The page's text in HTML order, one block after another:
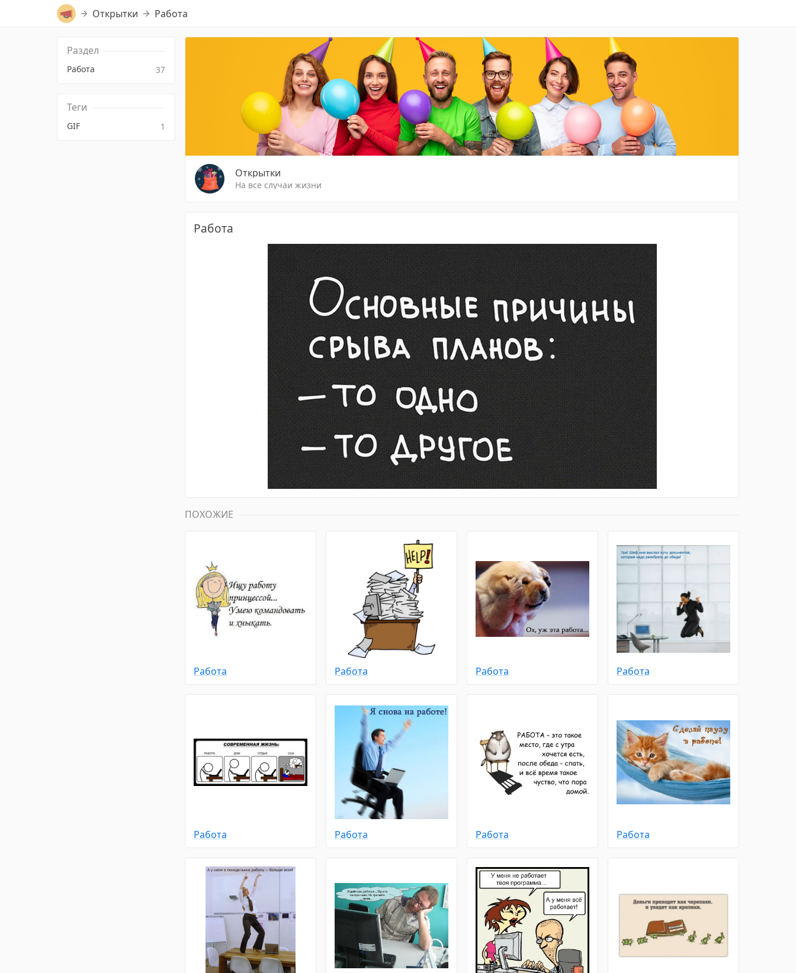
Открытки Работа
Раздел
Работа 37
Теги
GIF 1
Открытки
На все случаи жизни
Работа
ПОХОЖИЕ
Работа Работа Работа Работа
Работа Работа Работа Работа